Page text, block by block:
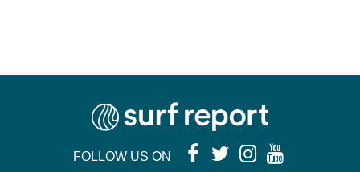
FOLLOW US ON